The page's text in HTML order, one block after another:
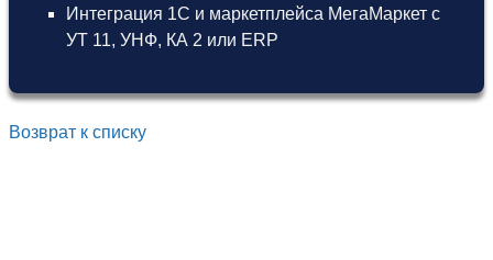
Интеграция 1С и маркетплейса МегаМаркет с
УТ 11, УНФ, КА 2 или ERP
Возврат к списку